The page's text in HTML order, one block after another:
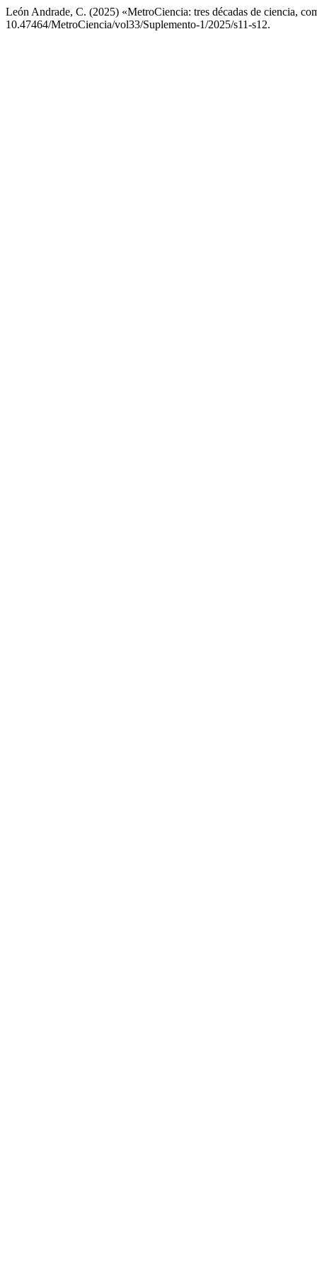
León Andrade, C. (2025) «MetroCiencia: tres décadas de ciencia,
10.47464/MetroCiencia/vol33/Suplemento-1/2025/s11-s12.